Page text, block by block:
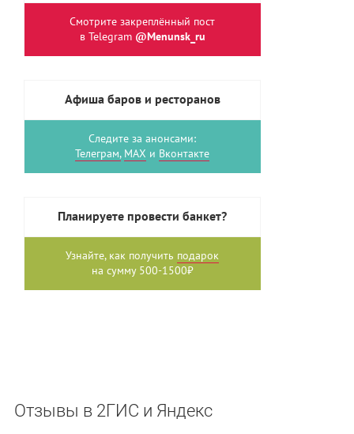
Смотрите закреплённый пост
в Telegram @Menunsk_ru
Афиша баров и ресторанов
Следите за анонсами:
Телеграм, MAX и Вконтакте
Планируете провести банкет?
Узнайте, как получить подарок
на сумму 500-1500₽
Отзывы в 2ГИС и Яндекс